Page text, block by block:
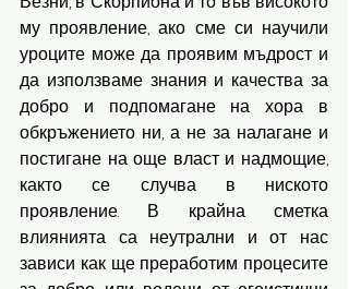
му проявление, ако сме си научили
уроците може да проявим мъдрост и
да използваме знания и качества за
добро и подпомагане на хора в
обкръжението ни, а не за налагане и
постигане на още власт и надмощие,
както се случва в ниското
проявление. В крайна сметка
влиянията са неутрални и от нас
зависи как ще преработим процесите